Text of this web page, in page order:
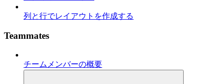
列と行でレイアウトを作成する
Teammates
チームメンバーの概要